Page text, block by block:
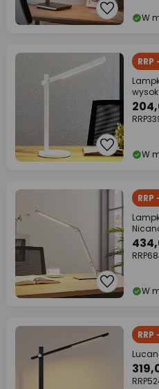
W
RRP
RRP
W
RRP
RRP
W
RRP
RRP